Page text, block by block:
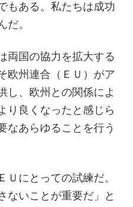
もある。私たちは成功
だ。
両国の協力を拡大する
欧州連合（ＥＵ）がア
し、欧州との関係によ
り良くなったと感じら
なあらゆることを行う
Ｕにとっての試練だ。
ないことが重要だ」と